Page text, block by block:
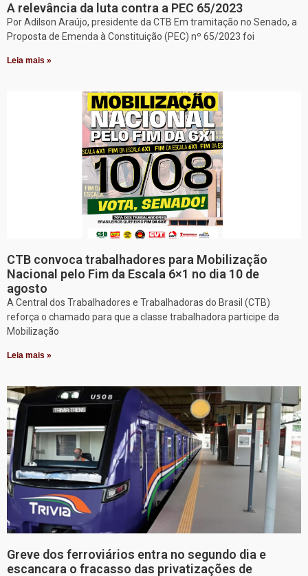
A relevância da luta contra a PEC 65/2023
Por Adilson Araújo, presidente da CTB Em tramitação no Senado, a
Proposta de Emenda à Constituição (PEC) nº 65/2023 foi
Leia mais »
CTB convoca trabalhadores para Mobilização
Nacional pelo Fim da Escala 6×1 no dia 10 de
agosto
A Central dos Trabalhadores e Trabalhadoras do Brasil (CTB)
reforça o chamado para que a classe trabalhadora participe da
Mobilização
Leia mais »
Greve dos ferroviários entra no segundo dia e
escancara o fracasso das privatizações de